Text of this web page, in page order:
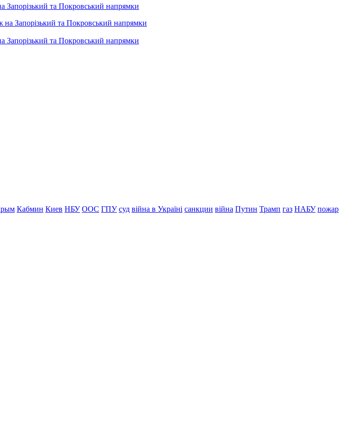
Запорізький та Покровський напрямки
Запорізький та Покровський напрямки
Кабмин Киев НБУ ООС ГПУ суд війна в Україні санкции війна Путин Трамп газ НАБУ пожар